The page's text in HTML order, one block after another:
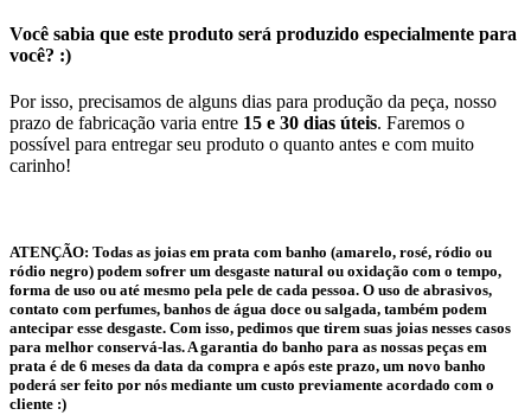
Você sabia que este produto será produzido especialmente para
você? :)
Por isso, precisamos de alguns dias para produção da peça, nosso
prazo de fabricação varia entre 15 e 30 dias úteis. Faremos o
possível para entregar seu produto o quanto antes e com muito
carinho!
ATENÇÃO: Todas as joias em prata com banho (amarelo, rosé, ródio ou
ródio negro) podem sofrer um desgaste natural ou oxidação com o tempo,
forma de uso ou até mesmo pela pele de cada pessoa. O uso de abrasivos,
contato com perfumes, banhos de água doce ou salgada, também podem
antecipar esse desgaste. Com isso, pedimos que tirem suas joias nesses casos
para melhor conservá-las. A garantia do banho para as nossas peças em
prata é de 6 meses da data da compra e após este prazo, um novo banho
poderá ser feito por nós mediante um custo previamente acordado com o
cliente :)